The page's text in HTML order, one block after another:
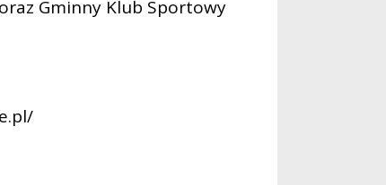
Gminny Klub Sportowy